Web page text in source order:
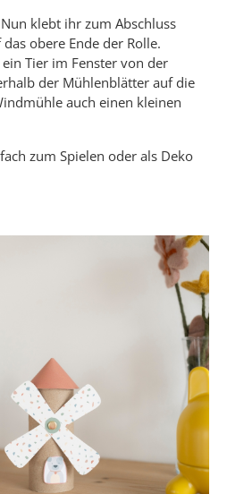
klebt ihr zum Abschluss
obere Ende der Rolle.
Tier im Fenster von der
der Mühlenblätter auf die
auch einen kleinen
zum Spielen oder als Deko